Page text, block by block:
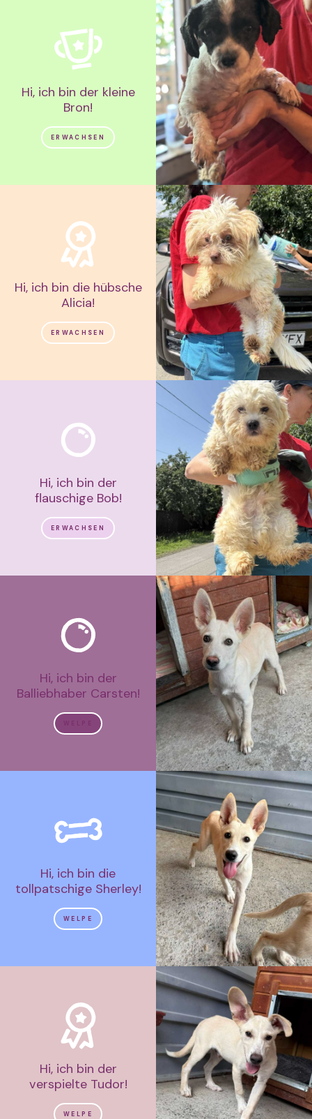
Hi, ich bin der kleine
Bron!
ERWACHSEN
Hi, ich bin die hübsche
Alicia!
ERWACHSEN
Hi, ich bin der
flauschige Bob!
ERWACHSEN
Hi, ich bin der
Balliebhaber Carsten!
Hi, ich bin die
tollpatschige Sherley!
WELPE
Hi, ich bin der
verspielte Tudor!
WELPE